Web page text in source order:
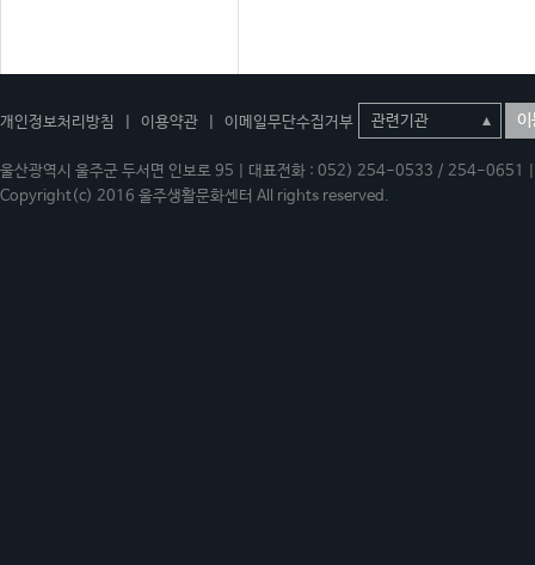
개인정보처리방침 이용약관 이메일무단수집거부 이
울산광역시 울주군 두서면 인보로 95 | 대표전화 : 052) 254-0533 / 254-
Copyright(c) 2016 울주생활문화센터 All rights reserved.